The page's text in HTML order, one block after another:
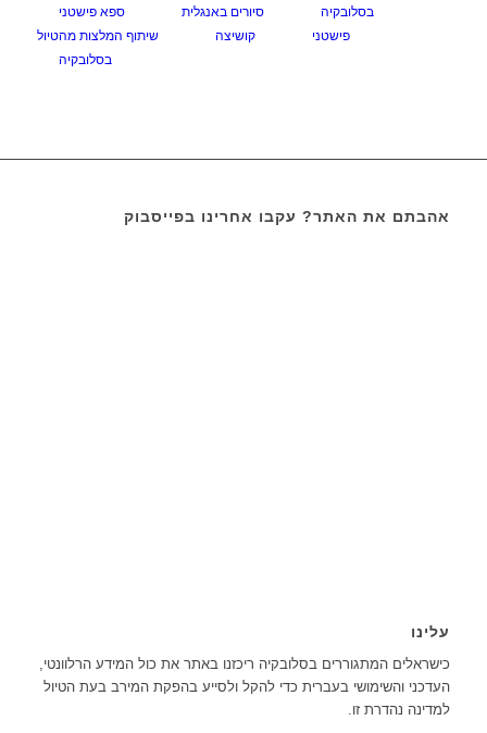
בסלובקיה
סיורים באנגלית
ספא פישטני
פישטני
קושיצה
שיתוף המלצות מהטיול
בסלובקיה
אהבתם את האתר? עקבו אחרינו בפייסבוק
עלינו
כישראלים המתגוררים בסלובקיה ריכזנו באתר את כול המידע הרלוונטי,
העדכני והשימושי בעברית כדי להקל ולסייע בהפקת המירב בעת הטיול
למדינה נהדרת זו.